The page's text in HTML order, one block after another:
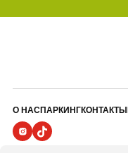
О НАСПАРКИНГКОНТАКТЫ